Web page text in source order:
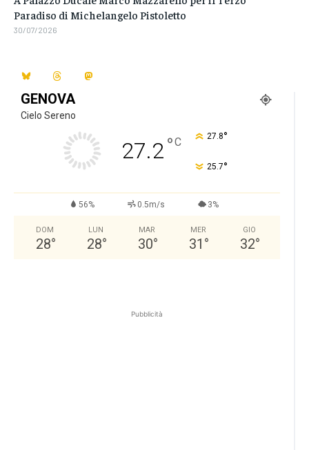
GENOVA
Cielo Sereno
27.2°C 27.8°
25.7°
56% 0.5m/s 3%
DOM
28°
LUN
28°
MAR
30°
MER
31 °
GIO
32°
Pubblicità
Paradiso di Michelangelo Pistoletto
30/07/2026